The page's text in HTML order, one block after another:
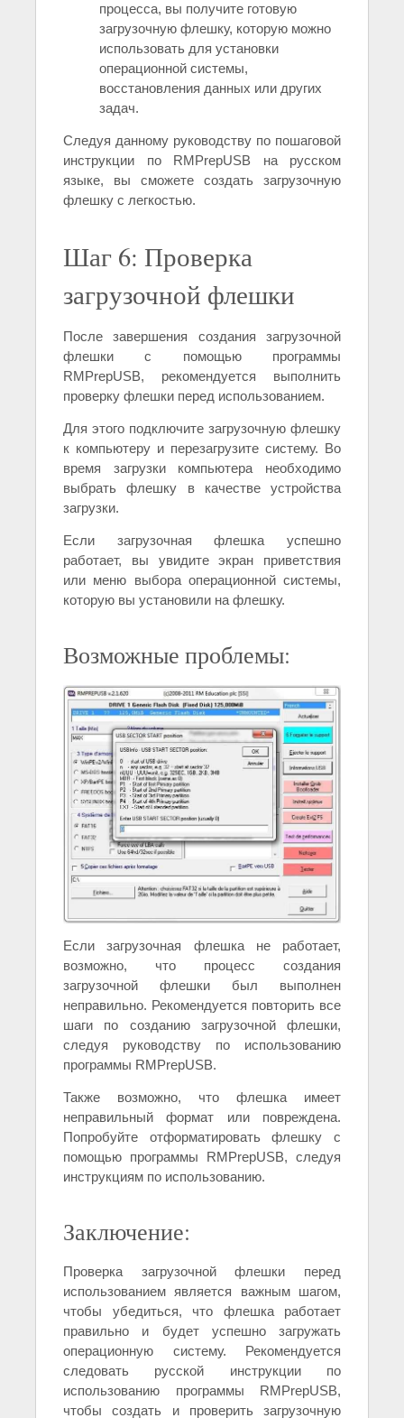
процесса, вы получите готовую
загрузочную флешку, которую можно
использовать для установки
операционной системы,
восстановления данных или других
задач.
Следуя данному руководству по пошаговой
инструкции по RMPrepUSB на русском
языке, вы сможете создать загрузочную
флешку с легкостью.
Шаг 6: Проверка
загрузочной флешки
После завершения создания загрузочной
флешки с помощью программы
RMPrepUSB, рекомендуется выполнить
проверку флешки перед использованием.
Для этого подключите загрузочную флешку
к компьютеру и перезагрузите систему. Во
время загрузки компьютера необходимо
выбрать флешку в качестве устройства
загрузки.
Если загрузочная флешка успешно
работает, вы увидите экран приветствия
или меню выбора операционной системы,
которую вы установили на флешку.
Возможные проблемы:
Если загрузочная флешка не работает,
возможно, что процесс создания
загрузочной флешки был выполнен
неправильно. Рекомендуется повторить все
шаги по созданию загрузочной флешки,
следуя руководству по использованию
программы RMPrepUSB.
Также возможно, что флешка имеет
неправильный формат или повреждена.
Попробуйте отформатировать флешку с
помощью программы RMPrepUSB, следуя
инструкциям по использованию.
Заключение:
Проверка загрузочной флешки перед
использованием является важным шагом,
чтобы убедиться, что флешка работает
правильно и будет успешно загружать
операционную систему. Рекомендуется
следовать русской инструкции по
использованию программы RMPrepUSB,
чтобы создать и проверить загрузочную